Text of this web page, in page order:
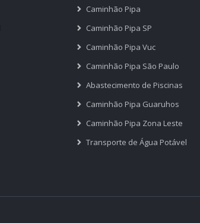
Caminhão Pipa
Caminhão Pipa SP
Caminhão Pipa Vuc
Caminhão Pipa São Paulo
Abastecimento de Piscinas
Caminhão Pipa Guaruhos
Caminhão Pipa Zona Leste
Transporte de Água Potável